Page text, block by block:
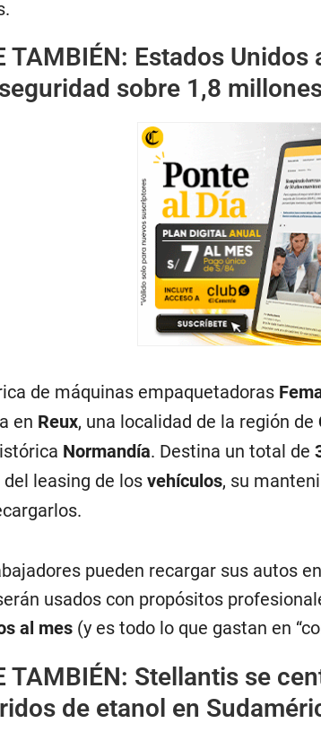
TAMBIÉN: Estados Unidos
sobre 1,8
de máquinas empaquetadoras
en Reux, una localidad de la región de
Normandía. Destina un total de
leasing de los vehículos, su
pueden recargar sus autos
usados con propósitos
al mes(y es todo lo que gastan en
TAMBIÉN: Stellantis se
de etanol en